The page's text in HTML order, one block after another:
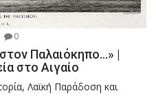
0
Παλαιόκηπο…» |
στο Αιγαίο
Λαϊκή Παράδοση και